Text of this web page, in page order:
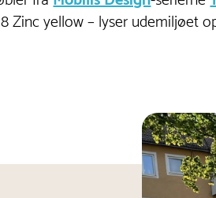
Zinc yellow – lyser udemiljøet